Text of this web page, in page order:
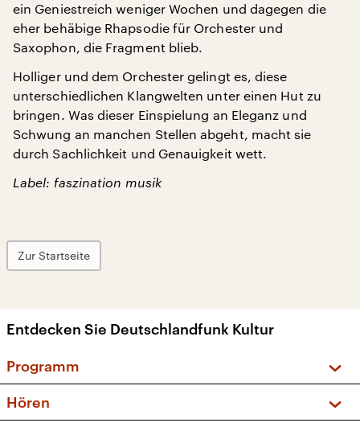
ein Geniestreich weniger Wochen und dagegen die
eher behäbige Rhapsodie für Orchester und
Saxophon, die Fragment blieb.
Holliger und dem Orchester gelingt es, diese
unterschiedlichen Klangwelten unter einen Hut zu
bringen. Was dieser Einspielung an Eleganz und
Schwung an manchen Stellen abgeht, macht sie
durch Sachlichkeit und Genauigkeit wett.
Label: faszination musik
Zur Startseite
Entdecken Sie Deutschlandfunk Kultur
Programm
Sendungen und Podcasts
Hören